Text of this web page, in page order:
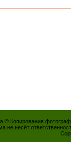
© Копирования
не несёт